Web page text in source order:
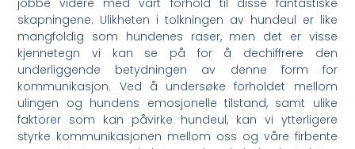
⁢jobbe videre med vårt forhold til disse fantastiske
skapningene. Ulikheten i tolkningen ⁤av hundeul er like
mangfoldig som hundenes raser, men det er visse
‌kjennetegn vi kan se på for ⁤å dechiffrere den
underliggende betydningen av denne form for
kommunikasjon. Ved å undersøke forholdet mellom
ulingen og hundens emosjonelle ⁤tilstand, samt ulike
faktorer ‌som kan påvirke hundeul, kan vi ytterligere
styrke kommunikasjonen mellom oss og våre firbente